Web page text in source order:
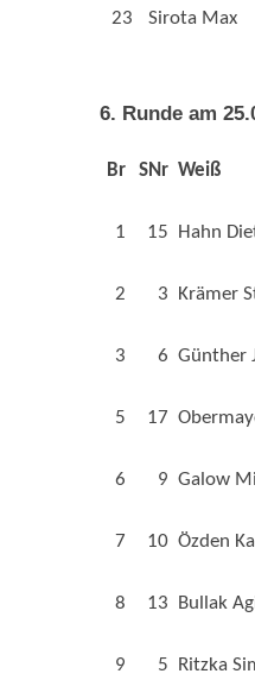
23 Sirota Max
6. Runde am
Br SNr Weiß
1 15 Hahn
2 3 Krämer
3 6 Günther
5 17
6 9 Galow
7 10 Özden
8 13 Bullak
9 5 Ritzka